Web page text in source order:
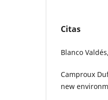
Citas
Blanco
Camproux
new